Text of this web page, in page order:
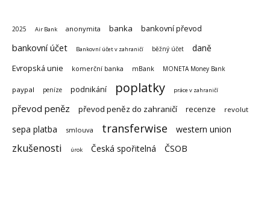
2025 Air Bank anonymita banka bankovní převod
bankovní účet Bankovní účet v zahraničí běžný účet daně
Evropská unie komerční banka mBank MONETA Money Bank
paypal peníze podnikání poplatky práce v zahraničí
převod peněz převod peněz do zahraničí recenze revolut
sepa platba smlouva transferwise western union
zkušenosti úrok Česká spořitelná ČSOB